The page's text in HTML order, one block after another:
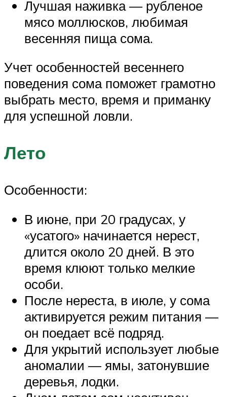
Лучшая наживка — рубленое
мясо моллюсков, любимая
весенняя пища сома.
Учет особенностей весеннего
поведения сома поможет грамотно
выбрать место, время и приманку
для успешной ловли.
Лето
Особенности:
В июне, при 20 градусах, у
«усатого» начинается нерест,
длится около 20 дней. В это
время клюют только мелкие
особи.
После нереста, в июле, у сома
активируется режим питания —
он поедает всё подряд.
Для укрытий использует любые
аномалии — ямы, затонувшие
деревья, лодки.